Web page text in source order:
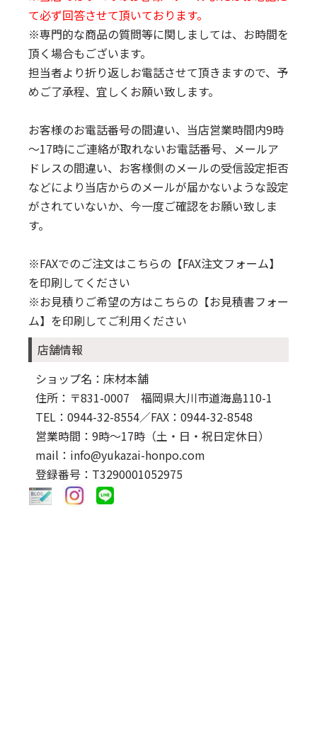
て必ず回答させて頂いております。
※専門的な商品の質問等に関しましては、お時間を
頂く場合もございます。
担当者より折り返しお電話させて頂きますので、予
めご了承程、宜しくお願い致します。
お客様のお電話番号の間違い、当店営業時間内9時
～17時にご連絡が取れないお電話番号、メールア
ドレスの間違い、お客様側のメールの受信設定拒否
などにより当店からのメールが届かないような設定
がされていないか、今一度ご確認をお願い致しま
す。
※FAXでのご注文はこちらの 【FAX注文フォーム】
を印刷してください
※お見積りご希望の方はこちらの 【お見積書フォー
ム】 を印刷してご利用ください
店舗情報
ショップ名：床材本舗
住所：〒831-0007 福岡県大川市道海島110-1
TEL：0944-32-8554／FAX：0944-32-8548
営業時間：9時～17時（土・日・祝日定休日）
mail：info@yukazai-honpo.com
登録番号：T3290001052975